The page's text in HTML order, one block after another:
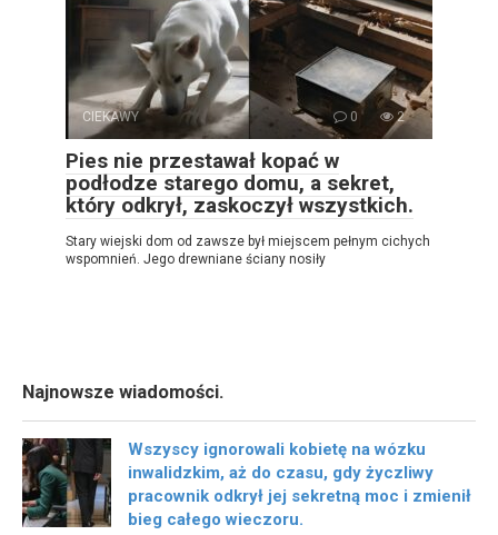
CIEKAWY 0 2
Pies nie przestawał kopać w
podłodze starego domu, a sekret,
który odkrył, zaskoczył wszystkich.
Stary wiejski dom od zawsze był miejscem pełnym cichych
wspomnień. Jego drewniane ściany nosiły
Najnowsze wiadomości.
Wszyscy ignorowali kobietę na wózku
inwalidzkim, aż do czasu, gdy życzliwy
pracownik odkrył jej sekretną moc i zmienił
bieg całego wieczoru.